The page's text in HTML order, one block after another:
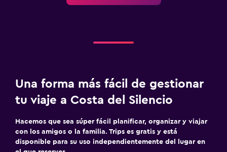
Una forma más fácil de gestionar
tu viaje a Costa del Silencio
Hacemos que sea súper fácil planificar, organizar y viajar
con los amigos o la familia. Trips es gratis y está
disponible para su uso independientemente del lugar en